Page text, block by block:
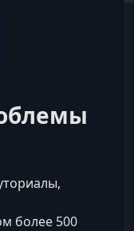
более 500